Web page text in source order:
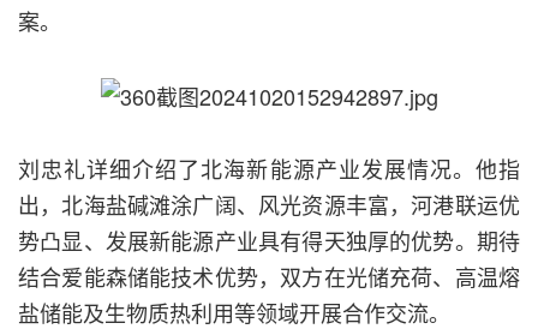
案。
刘忠礼详细介绍了北海新能源产业发展情况。他指
出，北海盐碱滩涂广阔、风光资源丰富，河港联运优
势凸显、发展新能源产业具有得天独厚的优势。期待
结合爱能森储能技术优势，双方在光储充荷、高温熔
盐储能及生物质热利用等领域开展合作交流。